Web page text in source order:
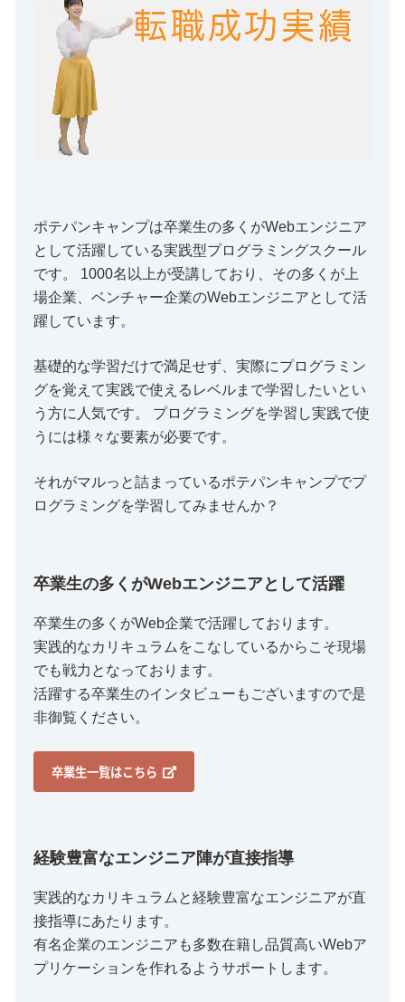
ポテパンキャンプは卒業生の多くがWebエンジニア
として活躍している実践型プログラミングスクール
です。 1000名以上が受講しており、その多くが上
場企業、ベンチャー企業のWebエンジニアとして活
躍しています。
基礎的な学習だけで満足せず、実際にプログラミン
グを覚えて実践で使えるレベルまで学習したいとい
う方に人気です。 プログラミングを学習し実践で使
うには様々な要素が必要です。
それがマルっと詰まっているポテパンキャンプでプ
ログラミングを学習してみませんか？
卒業生の多くがWebエンジニアとして活躍
卒業生の多くがWeb企業で活躍しております。
実践的なカリキュラムをこなしているからこそ現場
でも戦力となっております。
活躍する卒業生のインタビューもございますので是
非御覧ください。
卒業生一覧はこちら
経験豊富なエンジニア陣が直接指導
実践的なカリキュラムと経験豊富なエンジニアが直
接指導にあたります。
有名企業のエンジニアも多数在籍し品質高いWebア
プリケーションを作れるようサポートします。